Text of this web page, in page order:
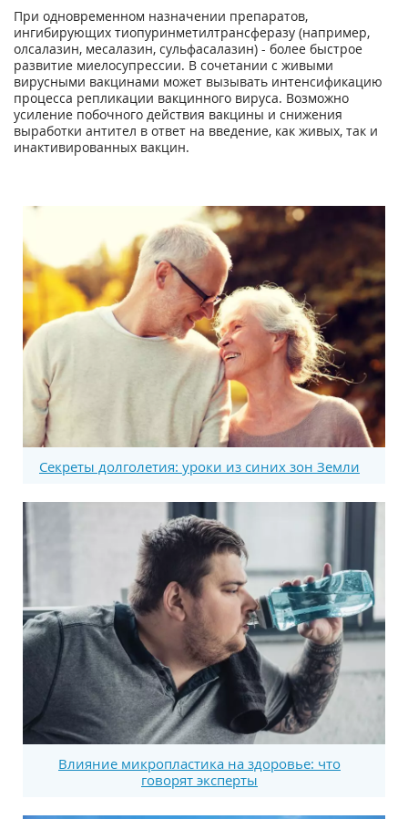
При одновременном назначении препаратов,
ингибирующих тиопуринметилтрансферазу (например,
олсалазин, месалазин, сульфасалазин) - более быстрое
развитие миелосупрессии. В сочетании с живыми
вирусными вакцинами может вызывать интенсификацию
процесса репликации вакцинного вируса. Возможно
усиление побочного действия вакцины и снижения
выработки антител в ответ на введение, как живых, так и
инактивированных вакцин.
Секреты долголетия: уроки из синих зон Земли
Влияние микропластика на здоровье: что
говорят эксперты